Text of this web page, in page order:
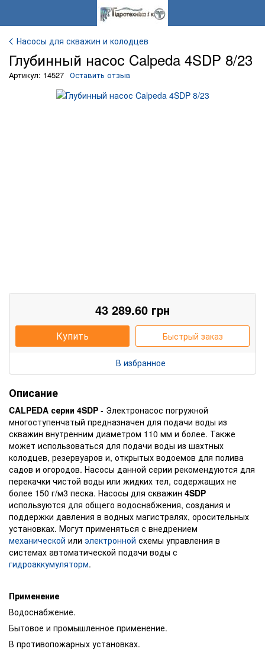
Насосы для скважин и колодцев
Глубинный насос Calpeda 4SDP 8/23
Артикул: 14527 Оставить отзыв
43 289.60 грн
Купить Быстрый заказ
В избранное
Описание
CALPEDA серии 4SDP - Электронасос погружной
многоступенчатый предназначен для подачи воды из
скважин внутренним диаметром 110 мм и более. Также
может использоваться для подачи воды из шахтных
колодцев, резервуаров и, открытых водоемов для полива
садов и огородов. Насосы данной серии рекомендуются для
перекачки чистой воды или жидких тел, содержащих не
более 150 г/м3 песка. Насосы для скважин 4SDP
используются для общего водоснабжения, создания и
поддержки давления в водных магистралях, оросительных
установках. Могут применяться с внедрением
механической или электронной схемы управления в
системах автоматической подачи воды с
гидроаккумуляторм.
Применение
Водоснабжение.
Бытовое и промышленное применение.
В противопожарных установках.